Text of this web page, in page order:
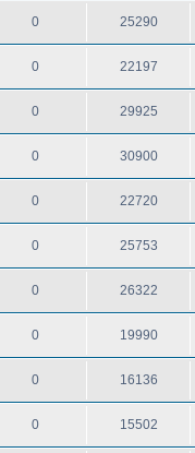
0 25290
0 22197
0 29925
0 30900
0 22720
0 25753
0 26322
0 19990
0 16136
0 15502